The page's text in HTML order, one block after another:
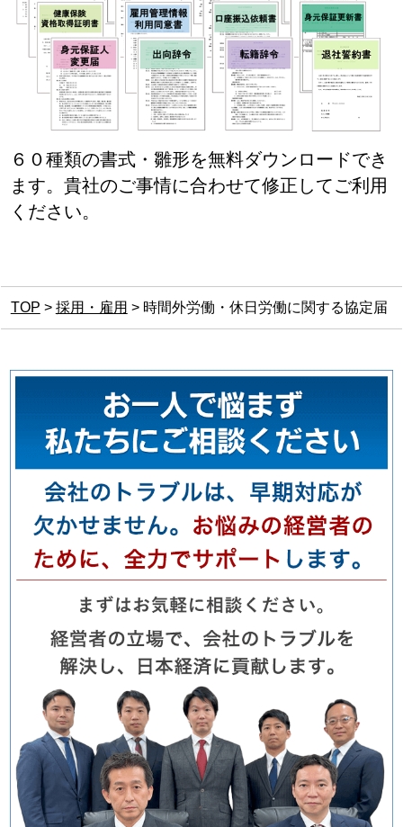
６０種類の書式・雛形を無料ダウンロードでき
ます。貴社のご事情に合わせて修正してご利用
ください。
TOP > 採用・雇用 > 時間外労働・休日労働に関する協定届